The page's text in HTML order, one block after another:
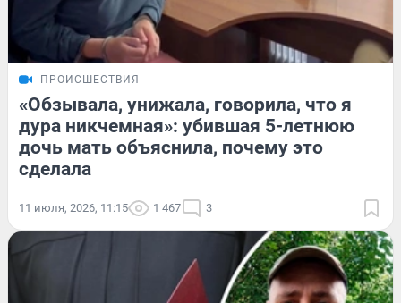
ПРОИСШЕСТВИЯ
«Обзывала, унижала, говорила, что я
дура никчемная»: убившая 5-летнюю
дочь мать объяснила, почему это
сделала
11 июля, 2026, 11:15 1 467 3